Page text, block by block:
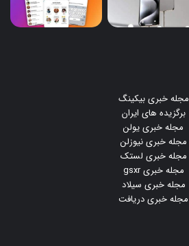
مجله خبری بیکینگ
برگزیده های ایران
مجله خبری یولن
مجله خبری نیوزلن
مجله خبری لستک
مجله خبری gsxr
مجله خبری سیلاد
مجله خبری دریافت